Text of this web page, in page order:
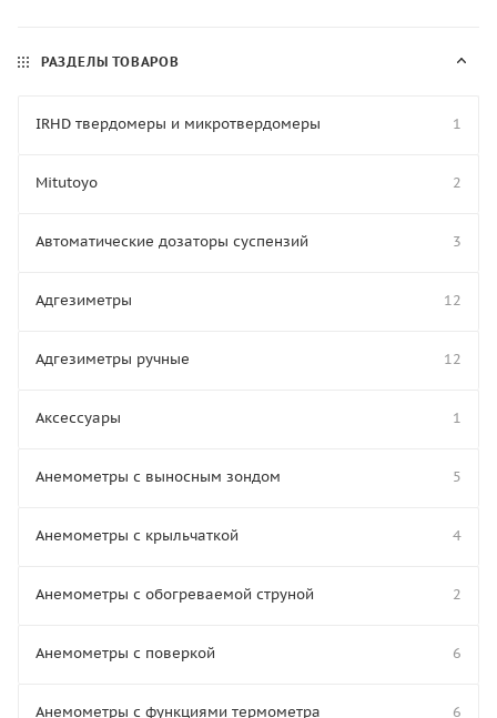
РАЗДЕЛЫ ТОВАРОВ
IRHD твердомеры и микротвердомеры 1
Mitutoyo 2
Автоматические дозаторы суспензий 3
Адгезиметры 12
Адгезиметры ручные 12
Аксессуары 1
Анемометры с выносным зондом 5
Анемометры с крыльчаткой 4
Анемометры с обогреваемой струной 2
Анемометры с поверкой 6
Анемометры с функциями термометра 6